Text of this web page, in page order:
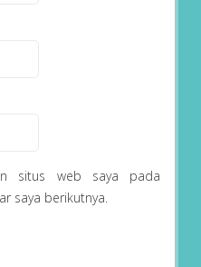
situs web saya pada
saya berikutnya.